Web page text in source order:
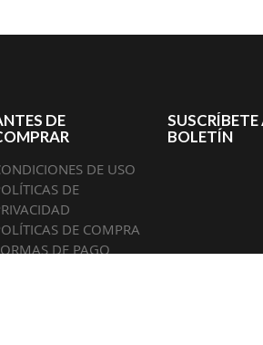
DE
DE USO
DE
DE COMPRA
DE PAGO
SUSCRÍBETE
BOLETÍN